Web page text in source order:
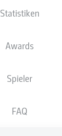
Statistiken
Awards
Spieler
FAQ